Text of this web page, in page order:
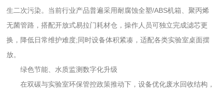
生二次污染。当前行业产品普遍采用耐腐蚀全塑/ABS机箱、聚丙烯
无菌管路，搭配开放式易拉门耗材仓，操作人员可独立完成滤芯更
换，降低日常维护难度;同时设备体积紧凑，适配各类实验室桌面摆
放。
绿色节能、水质监测数字化升级
在双碳与实验室环保管控政策推动下，设备优化废水回收结构，